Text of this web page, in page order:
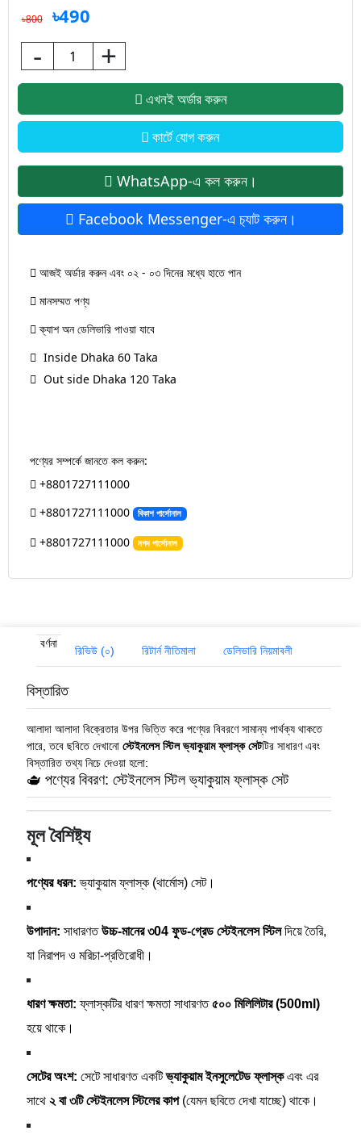
৳800 ৳490
- +
এখনই অর্ডার করুন
কার্টে যোগ করুন
WhatsApp-এ কল করুন।
Facebook Messenger-এ চ‍্যাট করুন।
আজই অর্ডার করুন এবং ০২ - ০৩ দিনের মধ্যে হাতে পান
মানসম্মত পণ্য
ক্যাশ অন ডেলিভারি পাওয়া যাবে
Inside Dhaka 60 Taka
Out side Dhaka 120 Taka
পণ্যের সম্পর্কে জানতে কল করুন:
+8801727111000
+8801727111000
বিকাশ পার্সোনাল
+8801727111000 নগদ পার্সোনাল
বর্ণনা
রিভিউ (০) রিটার্ন নীতিমালা ডেলিভারি নিয়মাবলী
বিস্তারিত
আলাদা আলাদা বিক্রেতার উপর ভিত্তি করে পণ্যের বিবরণে সামান্য পার্থক্য থাকতে
পারে, তবে ছবিতে দেখানোস্টেইনলেস স্টিল ভ্যাকুয়াম ফ্লাস্ক সেটটির সাধারণ এবং
বিস্তারিত তথ্য নিচে দেওয়া হলো:
🫖 পণ্যের বিবরণ: স্টেইনলেস স্টিল ভ্যাকুয়াম ফ্লাস্ক সেট
মূল বৈশিষ্ট্য
পণ্যের ধরন: ভ্যাকুয়াম ফ্লাস্ক (থার্মোস) সেট।
উপাদান: সাধারণতউচ্চ-মানের ৩04 ফুড-গ্রেড স্টেইনলেস স্টিলদিয়ে তৈরি,
যা নিরাপদ ও মরিচা-প্রতিরোধী।
ধারণ ক্ষমতা: ফ্লাস্কটির ধারণ ক্ষমতা সাধারণত৫০০ মিলিলিটার (500ml)
হয়ে থাকে।
সেটের অংশ: সেটে সাধারণত একটিভ্যাকুয়াম ইনসুলেটেড ফ্লাস্কএবং এর
সাথে২ বা ৩টি স্টেইনলেস স্টিলের কাপ(যেমন ছবিতে দেখা যাচ্ছে) থাকে।